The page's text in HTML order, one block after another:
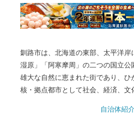
釧路市は、北海道の東部、太平洋岸
湿原」「阿寒摩周」の二つの国立公
雄大な自然に恵まれた街であり、ひ
核・拠点都市として社会、経済、文
豊富な森林資源を有する林業、そし
自治体紹